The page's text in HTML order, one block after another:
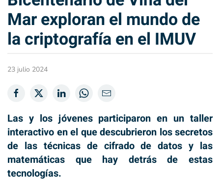
Mar exploran el mundo de
la criptografía en el IMUV
23 julio 2024
Las y los jóvenes participaron en un taller
interactivo en el que descubrieron los secretos
de las técnicas de cifrado de datos y las
matemáticas que hay detrás de estas
tecnologías.